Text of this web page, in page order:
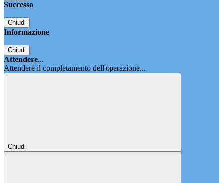
Successo
Chiudi
Informazione
Chiudi
Attendere...
Attendere il completamento dell'operazione...
Chiudi